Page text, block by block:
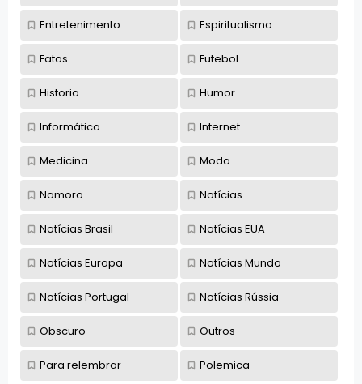
Entretenimento Espiritualismo
Fatos Futebol
Historia Humor
Informática Internet
Medicina Moda
Namoro Notícias
Notícias Brasil Notícias EUA
Notícias Europa Notícias Mundo
Notícias Portugal Notícias Rússia
Obscuro Outros
Para relembrar Polemica